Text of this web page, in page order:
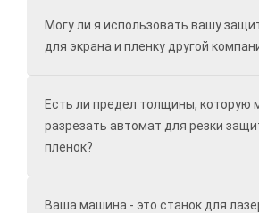
Могу ли я использовать вашу
для экрана и пленку другой
Есть ли предел толщины, которую
разрезать автомат для резки
пленок?
Ваша машина - это станок для